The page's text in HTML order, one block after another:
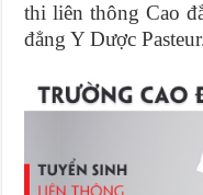
thi liên thông Cao
đẳng Y Dược